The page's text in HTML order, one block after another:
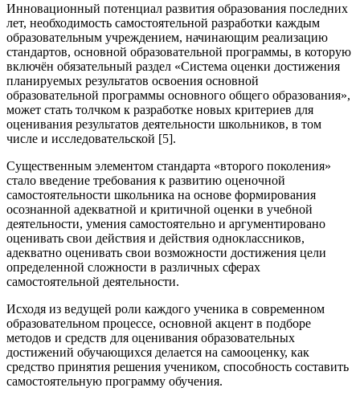
Инновационный потенциал развития образования последних
лет, необходимость самостоятельной разработки каждым
образовательным учреждением, начинающим реализацию
стандартов, основной образовательной программы, в которую
включён обязательный раздел «Система оценки достижения
планируемых результатов освоения основной
образовательной программы основного общего образования»,
может стать толчком к разработке новых критериев для
оценивания результатов деятельности школьников, в том
числе и исследовательской [5].
Существенным элементом стандарта «второго поколения»
стало введение требования к развитию оценочной
самостоятельности школьника на основе формирования
осознанной адекватной и критичной оценки в учебной
деятельности, умения самостоятельно и аргументировано
оценивать свои действия и действия одноклассников,
адекватно оценивать свои возможности достижения цели
определенной сложности в различных сферах
самостоятельной деятельности.
Исходя из ведущей роли каждого ученика в современном
образовательном процессе, основной акцент в подборе
методов и средств для оценивания образовательных
достижений обучающихся делается на самооценку, как
средство принятия решения учеником, способность составить
самостоятельную программу обучения.